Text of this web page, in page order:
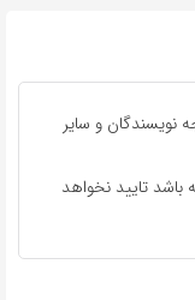
نویسندگان و سایر
باشد تایید نخواهد